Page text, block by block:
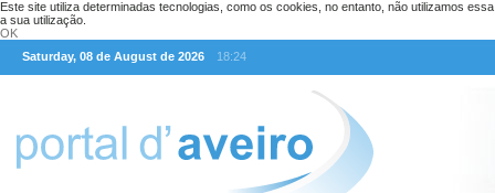
Este site utiliza determinadas tecnologias, como os cookies, no entanto, não utilizamos
a sua utilização.
OK
Saturday, 08 de August de 2026
18:24